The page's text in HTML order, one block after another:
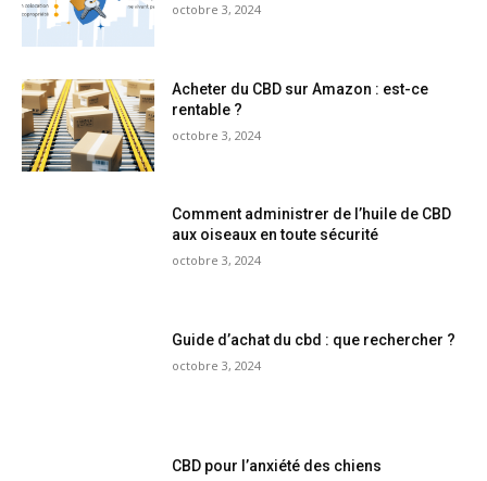
octobre 3, 2024
Acheter du CBD sur Amazon : est-ce
rentable ?
octobre 3, 2024
Comment administrer de l’huile de CBD
aux oiseaux en toute sécurité
octobre 3, 2024
Guide d’achat du cbd : que rechercher ?
octobre 3, 2024
CBD pour l’anxiété des chiens